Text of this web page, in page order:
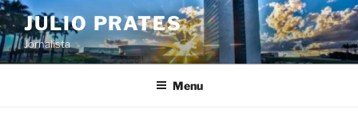
Pular
para
o
conteúdo
JULIO PRATES
Jornalista
Menu